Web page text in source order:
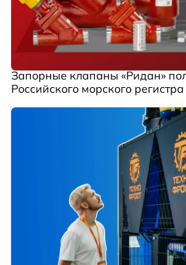
Запорные клапаны «Ридан»
Российского морского